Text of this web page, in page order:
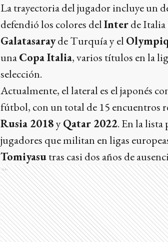
La trayectoria del jugador incluye un
defendió los colores delInterde Italia
Galatasarayde Turquía y el
unaCopa Italia, varios títulos en la
selección.
Actualmente, el lateral es el japonés
fútbol, con un total de 15 encuentros
Rusia 2018yQatar 2022. En la lista
jugadores que militan en ligas
Tomiyasutras casi dos años de
Ads